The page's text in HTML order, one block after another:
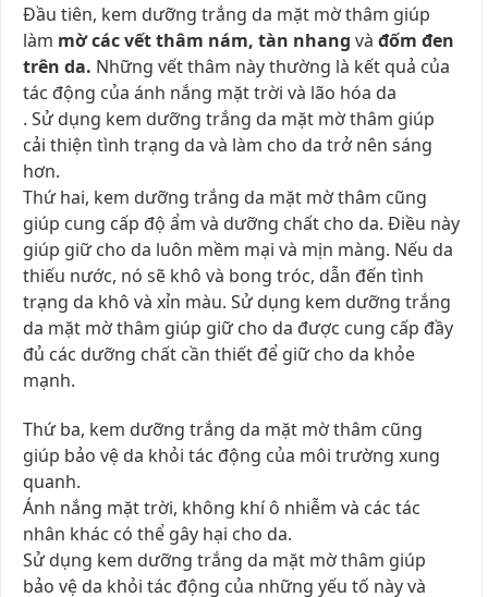
Đầu tiên, kem dưỡng trắng da mặt mờ thâm giúp
làm mờ các vết thâm nám, tàn nhang và đốm đen
trên da. Những vết thâm này thường là kết quả của
tác động của ánh nắng mặt trời và lão hóa da
. Sử dụng kem dưỡng trắng da mặt mờ thâm giúp
cải thiện tình trạng da và làm cho da trở nên sáng
hơn.
Thứ hai, kem dưỡng trắng da mặt mờ thâm cũng
giúp cung cấp độ ẩm và dưỡng chất cho da. Điều này
giúp giữ cho da luôn mềm mại và mịn màng. Nếu da
thiếu nước, nó sẽ khô và bong tróc, dẫn đến tình
trạng da khô và xỉn màu. Sử dụng kem dưỡng trắng
da mặt mờ thâm giúp giữ cho da được cung cấp đầy
đủ các dưỡng chất cần thiết để giữ cho da khỏe
mạnh.
Thứ ba, kem dưỡng trắng da mặt mờ thâm cũng
giúp bảo vệ da khỏi tác động của môi trường xung
quanh.
Ánh nắng mặt trời, không khí ô nhiễm và các tác
nhân khác có thể gây hại cho da.
Sử dụng kem dưỡng trắng da mặt mờ thâm giúp
bảo vệ da khỏi tác động của những yếu tố này và